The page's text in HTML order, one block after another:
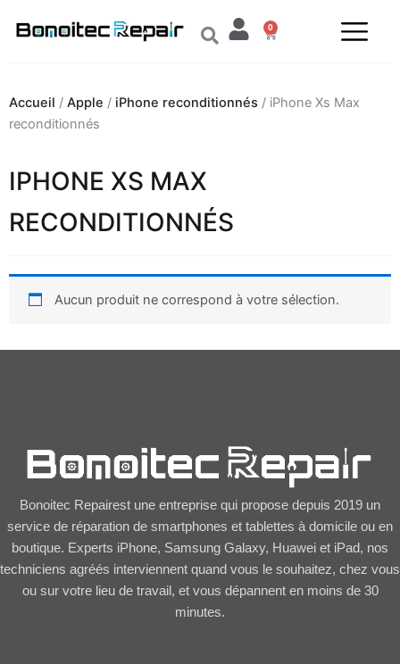
0
Panier
Accueil / Apple / iPhone reconditionnés / iPhone Xs Max
reconditionnés
IPHONE XS MAX
RECONDITIONNÉS
Aucun produit ne correspond à votre sélection.
Bonoitec Repairest une entreprise qui propose depuis 2019 un
service de réparation de smartphones et tablettes à domicile ou en
boutique. Experts iPhone, Samsung Galaxy, Huawei et iPad, nos
techniciens agréés interviennent quand vous le souhaitez, chez vous
ou sur votre lieu de travail, et vous dépannent en moins de 30
minutes.